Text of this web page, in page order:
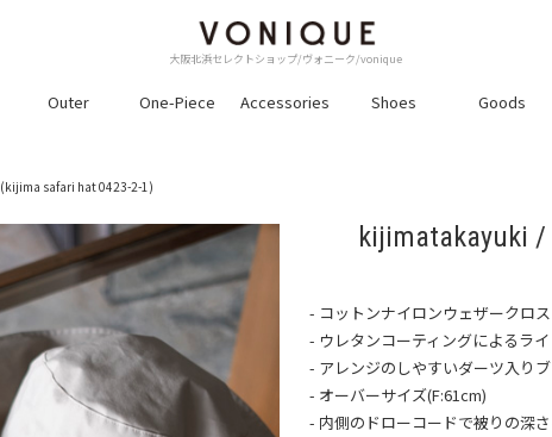
大阪北浜セレクトショップ/ヴォニーク/vonique
Outer One-Piece Accessories Shoes Goods
(kijima safari hat 0423-2-1)
kijimatakayuki /
- コットンナイロンウェザークロス
- ウレタンコーティングによるラ
- アレンジのしやすいダーツ入り
- オーバーサイズ(F:61cm)
- 内側のドローコードで被りの深